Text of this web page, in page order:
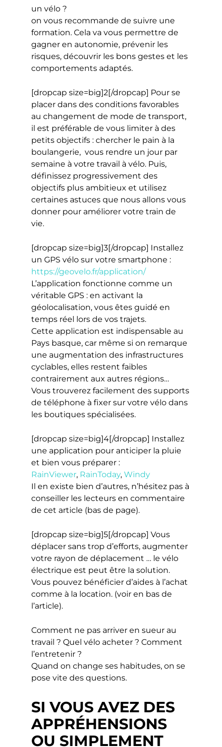
un vélo ?
on vous recommande de suivre une
formation. Cela va vous permettre de
gagner en autonomie, prévenir les
risques, découvrir les bons gestes et les
comportements adaptés.
[dropcap size=big]2[/dropcap] Pour se
placer dans des conditions favorables
au changement de mode de transport,
il est préférable de vous limiter à des
petits objectifs : chercher le pain à la
boulangerie, vous rendre un jour par
semaine à votre travail à vélo. Puis,
définissez progressivement des
objectifs plus ambitieux et utilisez
certaines astuces que nous allons vous
donner pour améliorer votre train de
vie.
[dropcap size=big]3[/dropcap] Installez
un GPS vélo sur votre smartphone :
https://geovelo.fr/application/
L’application fonctionne comme un
véritable GPS : en activant la
géolocalisation, vous êtes guidé en
temps réel lors de vos trajets.
Cette application est indispensable au
Pays basque, car même si on remarque
une augmentation des infrastructures
cyclables, elles restent faibles
contrairement aux autres régions…
Vous trouverez facilement des supports
de téléphone à fixer sur votre vélo dans
les boutiques spécialisées.
[dropcap size=big]4[/dropcap] Installez
une application pour anticiper la pluie
et bien vous préparer :
RainViewer, RainToday,Windy
Il en existe bien d’autres, n’hésitez pas à
conseiller les lecteurs en commentaire
de cet article (bas de page).
[dropcap size=big]5[/dropcap] Vous
déplacer sans trop d’efforts, augmenter
votre rayon de déplacement … le vélo
électrique est peut être la solution.
Vous pouvez bénéficier d’aides à l’achat
comme à la location. (voir en bas de
l’article).
Comment ne pas arriver en sueur au
travail ? Quel vélo acheter ? Comment
l’entretenir ?
Quand on change ses habitudes, on se
pose vite des questions.
SI VOUS AVEZ DES
APPRÉHENSIONS
OU SIMPLEMENT